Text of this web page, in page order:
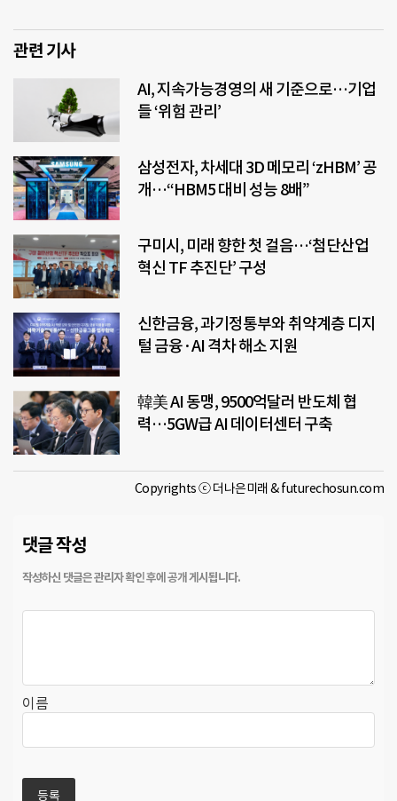
관련 기사
AI, 지속가능경영의 새 기준으로…기업
들 ‘위험 관리’
삼성전자, 차세대 3D 메모리 ‘zHBM’ 공
개…“HBM5 대비 성능 8배”
구미시, 미래 향한 첫 걸음…‘첨단산업
혁신 TF 추진단’ 구성
신한금융, 과기정통부와 취약계층 디지
털 금융·AI 격차 해소 지원
韓美 AI 동맹, 9500억달러 반도체 협
력…5GW급 AI 데이터센터 구축
Copyrights ⓒ 더나은미래 & futurechosun.com
댓글 작성
이름